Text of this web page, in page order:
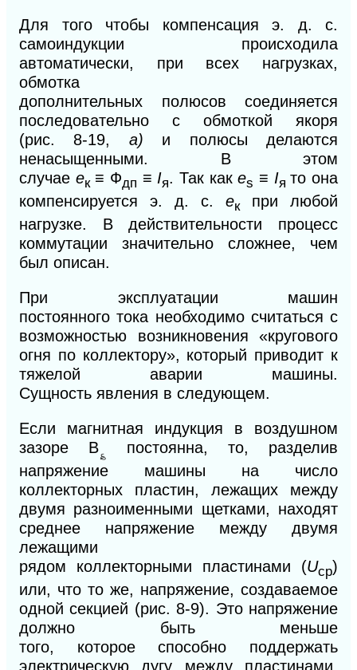
Для того чтобы компенсация э. д. с.
самоиндукции происходила
автоматически, при всех нагрузках,
обмотка
дополнительных полюсов соединяется
последовательно с обмоткой якоря
(рис. 8-19, а) и полюсы делаются
ненасыщенными. В этом
случае ек ≡ Фдп ≡ Iя. Так какes ≡ Iя то она
компенсируется э. д. с. ек
при любой
нагрузке. В действительности процесс
коммутации значительно сложнее, чем
был описан.
При эксплуатации машин
постоянноготока необходимо считаться с
возможностью возникновения «кругового
огня по коллектору», который приводит к
тяжелой аварии машины.
Сущность явления в следующем.
Если магнитная индукция в воздушном
зазоре В؏
постоянна, то, разделив
напряжение машины на число
коллекторных пластин, лежащих между
двумя разноименными щетками, находят
среднее напряжение между двумя
лежащими
рядом коллекторными пластинами (Uср)
или, что то же, напряжение, создаваемое
одной секцией (рис. 8-9). Это напряжение
должно быть меньше
того, котороеспособно поддержать
электрическую дугу между пластинами,